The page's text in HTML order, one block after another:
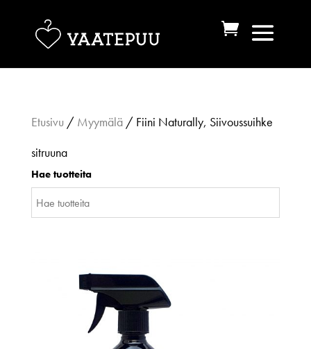
Etusivu / Myymälä/ Fiini Naturally, Siivoussuihke
sitruuna
Hae tuotteita